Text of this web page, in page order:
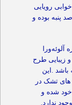
رویایی
پنبه بوده و
زیبایی طرح
.این
های تشک در
خود شده و
ندارد.